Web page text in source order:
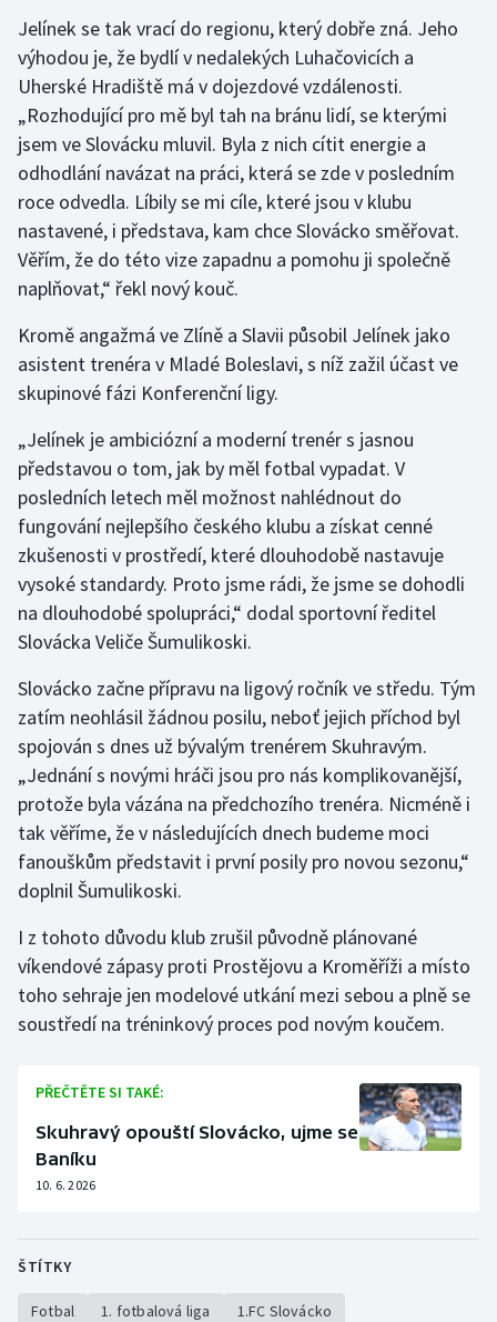
Gymnastika
Házená
Jezdectví
Judo
Krasobruslení
Lezení
Lyže a snowboard
Moderní pětiboj
Motorsport
Olympijské hry
Parasport
Plavání
Plážový volejbal
Ragby
Rychlobruslení
Rychlostní kanoistika
Short track
Stolní tenis
Triatlon
Veslování
Vodní slalom
Volejbal
Jelínek se tak vrací do regionu, který dobře zná. Jeho
výhodou je, že bydlí v nedalekých Luhačovicích a
Uherské Hradiště má v dojezdové vzdálenosti.
„Rozhodující pro mě byl tah na bránu lidí, se kterými
jsem ve Slovácku mluvil. Byla z nich cítit energie a
odhodlání navázat na práci, která se zde v posledním
roce odvedla. Líbily se mi cíle, které jsou v klubu
nastavené, i představa, kam chce Slovácko směřovat.
Věřím, že do této vize zapadnu a pomohu ji společně
naplňovat,“ řekl nový kouč.
Kromě angažmá ve Zlíně a Slavii působil Jelínek jako
asistent trenéra v Mladé Boleslavi, s níž zažil účast ve
skupinové fázi Konferenční ligy.
„Jelínek je ambiciózní a moderní trenér s jasnou
představou o tom, jak by měl fotbal vypadat. V
posledních letech měl možnost nahlédnout do
fungování nejlepšího českého klubu a získat cenné
zkušenosti v prostředí, které dlouhodobě nastavuje
vysoké standardy. Proto jsme rádi, že jsme se dohodli
na dlouhodobé spolupráci,“ dodal sportovní ředitel
Slovácka Veliče Šumulikoski.
Slovácko začne přípravu na ligový ročník ve středu. Tým
zatím neohlásil žádnou posilu, neboť jejich příchod byl
spojován s dnes už bývalým trenérem Skuhravým.
„Jednání s novými hráči jsou pro nás komplikovanější,
protože byla vázána na předchozího trenéra. Nicméně i
tak věříme, že v následujících dnech budeme moci
fanouškům představit i první posily pro novou sezonu,“
doplnil Šumulikoski.
I z tohoto důvodu klub zrušil původně plánované
víkendové zápasy proti Prostějovu a Kroměříži a místo
toho sehraje jen modelové utkání mezi sebou a plně se
soustředí na tréninkový proces pod novým koučem.
PŘEČTĚTE SI TAKÉ:
Skuhravý opouští Slovácko, ujme se
Baníku
10. 6. 2026
ŠTÍTKY
Fotbal 1. fotbalová liga 1.FC Slovácko